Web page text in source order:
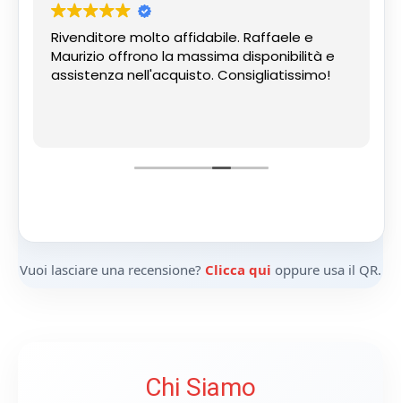
Rivenditore molto affidabile. Raffaele e
Maurizio offrono la massima disponibilità e
assistenza nell'acquisto. Consigliatissimo!
Vuoi lasciare una recensione? Clicca qui oppure usa il QR.
Chi Siamo